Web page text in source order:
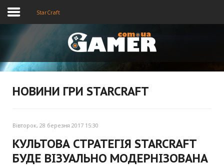
Головна
StarCraft
НОВИНИ ГРИ STARCRAFT
Вівторок, 28 березня 2017 15:30
КУЛЬТОВА СТРАТЕГІЯ STARCRAFT
БУДЕ ВІЗУАЛЬНО МОДЕРНІЗОВАНА